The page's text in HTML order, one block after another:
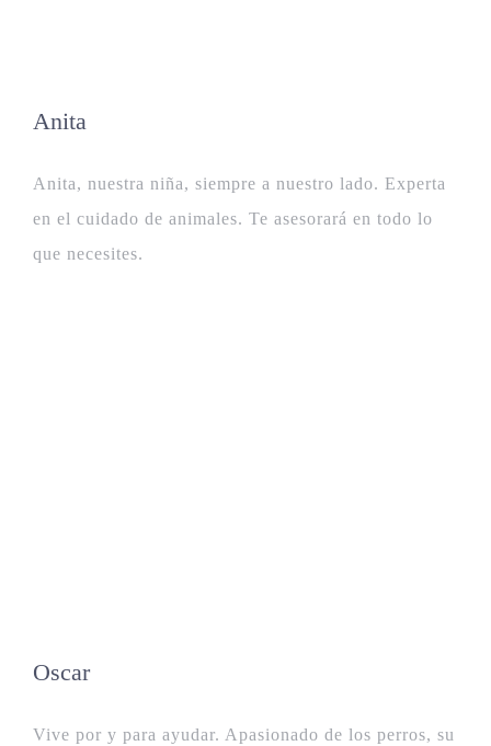
Anita
Anita, nuestra niña, siempre a nuestro lado. Experta
en el cuidado de animales. Te asesorará en todo lo
que necesites.
Oscar
Vive por y para ayudar. Apasionado de los perros, su